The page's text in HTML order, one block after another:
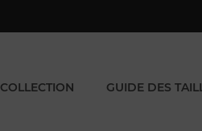
COLLECTION GUIDE DES